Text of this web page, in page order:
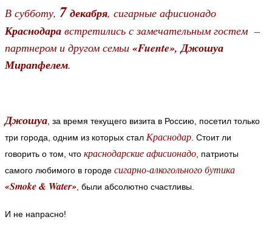
В субботу, 7декабря, сигарные афисионадо
Краснодара встретились с замечательным гостем –
партнером и другом семьи «Fuente», Джошуа
Мирапфелем.
Джошуа , за время текущего визита в Россию, посетил только
три города, одним из которых стал Краснодар . Стоит ли
говорить о том, что краснодарские афисионадо , патриоты
самого любимого в городе сигарно-алкогольного бутика
«Smoke & Water» , были абсолютно счастливы.
И не напрасно!